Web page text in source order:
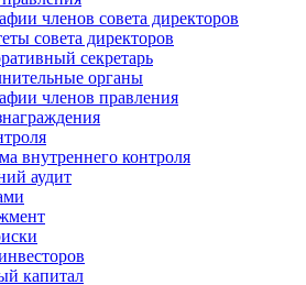
членов совета директоров
совета директоров
секретарь
органы
членов правления
внутреннего контроля
аудит
капитал